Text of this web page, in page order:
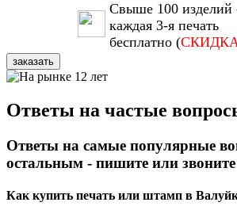
Свыше 100 изделий
каждая 3-я печать
бесплатно (СКИДКА
заказать
Ответы на частые
Ответы на самые популярные
остальным - пишите или звоните
Как купить печать или штамп в